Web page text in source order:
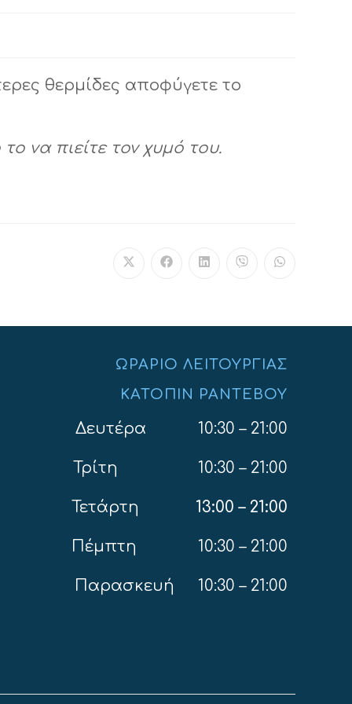
θερμίδες αποφύγετε το
να πιείτε τον χυμό του.
ΩΡΆΡΙΟ ΛΕΙΤΟΥΡΓΊΑΣ
ΚΑΤΌΠΙΝ ΡΑΝΤΕΒΟΎ
Δευτέρα 10:30 – 21:00
Τρίτη 10:30 – 21:00
Τετάρτη 13:00 – 21:00
Πέμπτη 10:30 – 21:00
Παρασκευή 10:30 – 21:00